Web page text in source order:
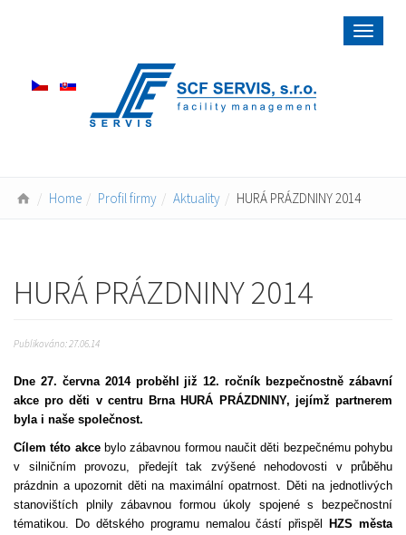
Home Profil firmy Aktuality HURÁ PRÁZDNINY 2014
HURÁ PRÁZDNINY 2014
Publikováno: 27.06.14
Dne 27. června 2014 proběhl již 12. ročník bezpečnostně zábavní
akce pro děti v centru Brna HURÁ PRÁZDNINY, jejímž partnerem
byla i naše společnost.
Cílem této akcebylo zábavnou formou naučit děti bezpečnému pohybu
v silničním provozu, předejít tak zvýšené nehodovosti v průběhu
prázdnin a upozornit děti na maximální opatrnost. Děti na jednotlivých
stanovištích plnily zábavnou formou úkoly spojené s bezpečnostní
tématikou. Do dětského programu nemalou částí přispěl
HZS města
Toggle